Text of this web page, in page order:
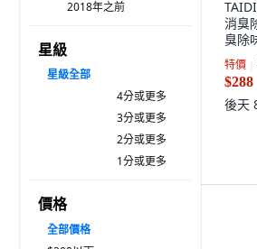
2018年之前
星級
星級全部
4分或更多
3分或更多
2分或更多
1分或更多
價格
全部價格
消臭
臭除
特價
$288
後天